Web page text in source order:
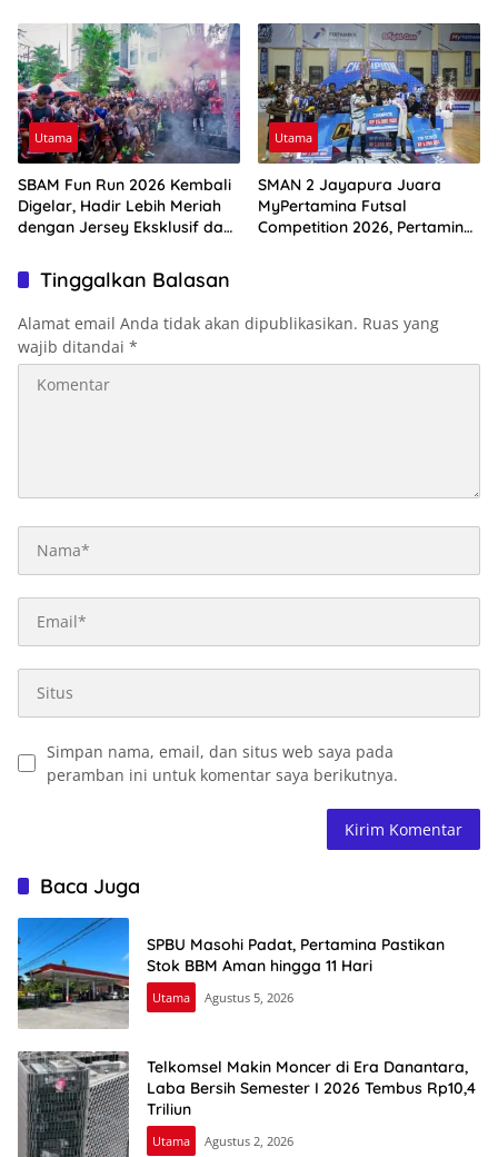
Utama
SBAM Fun Run 2026 Kembali
Digelar, Hadir Lebih Meriah
dengan Jersey Eksklusif dan
Utama
SMAN 2 Jayapura Juara
MyPertamina Futsal
Competition 2026, Pertamina
Tinggalkan Balasan
Alamat email Anda tidak akan dipublikasikan. Ruas yang
wajib ditandai *
Simpan nama, email, dan situs web saya pada
peramban ini untuk komentar saya berikutnya.
Baca Juga
SPBU Masohi Padat, Pertamina Pastikan
Stok BBM Aman hingga 11 Hari
Utama Agustus 5, 2026
Telkomsel Makin Moncer di Era Danantara,
Laba Bersih Semester I 2026 Tembus Rp10,4
Triliun
Utama Agustus 2, 2026